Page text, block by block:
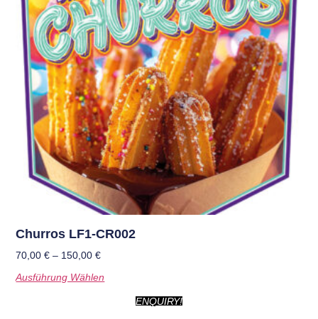
Churros LF1-CR002
70,00€ – 150,00€
Ausführung Wählen
ENQUIRY!